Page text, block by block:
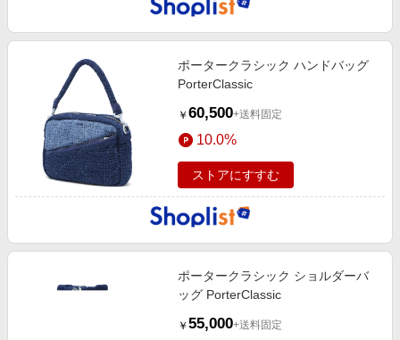
ポータークラシック ハンドバッグ
PorterClassic
￥ 60,500+送料固定
10.0%
ストアにすすむ
ポータークラシック ショルダーバ
ッグ PorterClassic
￥ 55,000+送料固定